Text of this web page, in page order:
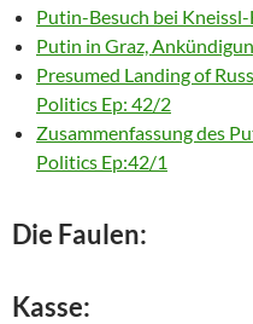
Putin-Besuch bei
Putin in Graz,
Presumed Landing of
Politics Ep: 42/2
Zusammenfassung des
Politics Ep:42/1
Die Faulen:
Kasse: